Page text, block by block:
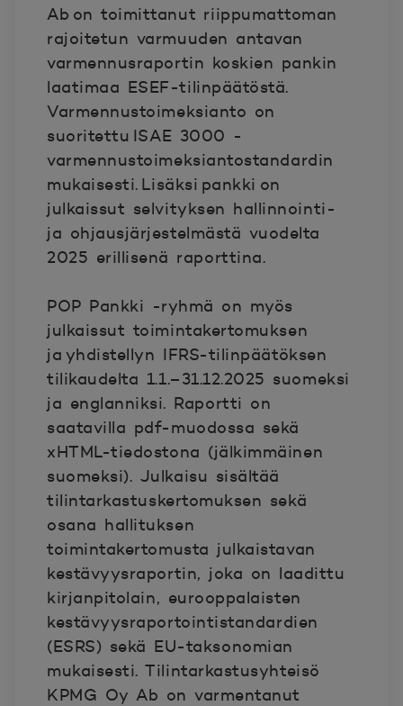
Ab on toimittanut riippumattoman
rajoitetun varmuuden antavan
varmennusraportin koskien pankin
laatimaa ESEF-tilinpäätöstä.
Varmennustoimeksianto on
suoritettu ISAE 3000 -
varmennustoimeksiantostandardin
mukaisesti. Lisäksi pankki on
julkaissut selvityksen hallinnointi-
ja ohjausjärjestelmästä vuodelta
2025 erillisenä raporttina.
POP Pankki -ryhmä on myös
julkaissut toimintakertomuksen
ja yhdistellyn IFRS-tilinpäätöksen
tilikaudelta 1.1.–31.12.2025 suomeksi
ja englanniksi. Raportti on
saatavilla pdf-muodossa sekä
xHTML-tiedostona (jälkimmäinen
suomeksi). Julkaisu sisältää
tilintarkastuskertomuksen sekä
osana hallituksen
toimintakertomusta julkaistavan
kestävyysraportin, joka on laadittu
kirjanpitolain, eurooppalaisten
kestävyysraportointistandardien
(ESRS) sekä EU-taksonomian
mukaisesti. Tilintarkastusyhteisö
KPMG Oy Ab on varmentanut